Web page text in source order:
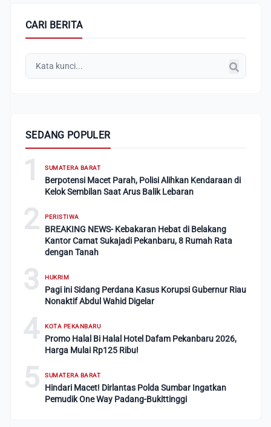
CARI BERITA
SEDANG POPULER
1 SUMATERA BARAT
Berpotensi Macet Parah, Polisi Alihkan Kendaraan di
Kelok Sembilan Saat Arus Balik Lebaran
2 PERISTIWA
BREAKING NEWS- Kebakaran Hebat di Belakang
Kantor Camat Sukajadi Pekanbaru, 8 Rumah Rata
dengan Tanah
3 HUKRIM
Pagi ini Sidang Perdana Kasus Korupsi Gubernur Riau
Nonaktif Abdul Wahid Digelar
4 KOTA PEKANBARU
Promo Halal Bi Halal Hotel Dafam Pekanbaru 2026,
Harga Mulai Rp125 Ribu!
5 SUMATERA BARAT
Hindari Macet! Dirlantas Polda Sumbar Ingatkan
Pemudik One Way Padang-Bukittinggi